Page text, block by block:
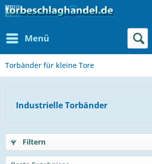
Menü
Torbänder für kleine Tore
Industrielle Torbänder
Filtern